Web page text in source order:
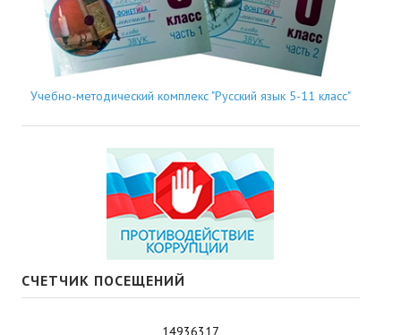
Учебно-методический комплекс "Русский язык 5-11 класс"
СЧЕТЧИК ПОСЕЩЕНИЙ
14936317